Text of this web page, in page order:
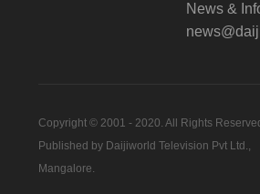
News &
Copyright © 2001 - 2020. All Rights
Published by Daijiworld Television Pvt Ltd.,
Mangalore.